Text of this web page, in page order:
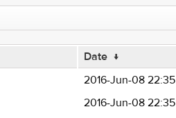
Date ↓
2016-Jun-08 22:35
2016-Jun-08 22:35